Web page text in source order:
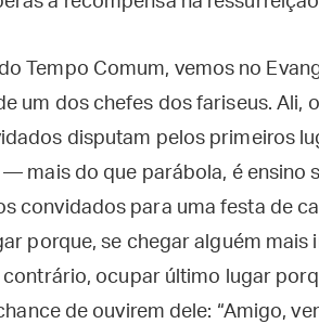
Tempo Comum, vemos no
um dos chefes dos fariseus. Ali,
disputam pelos primeiros
mais do que parábola, é ensino
convidados para uma festa de
porque, se chegar alguém
ocupar último lugar
de ouvirem dele: “Amigo,